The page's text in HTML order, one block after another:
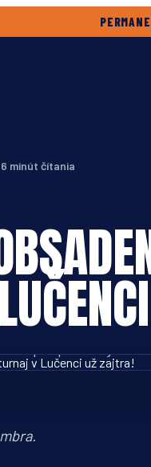
6 minút čítania
v zápase proti Nextgen